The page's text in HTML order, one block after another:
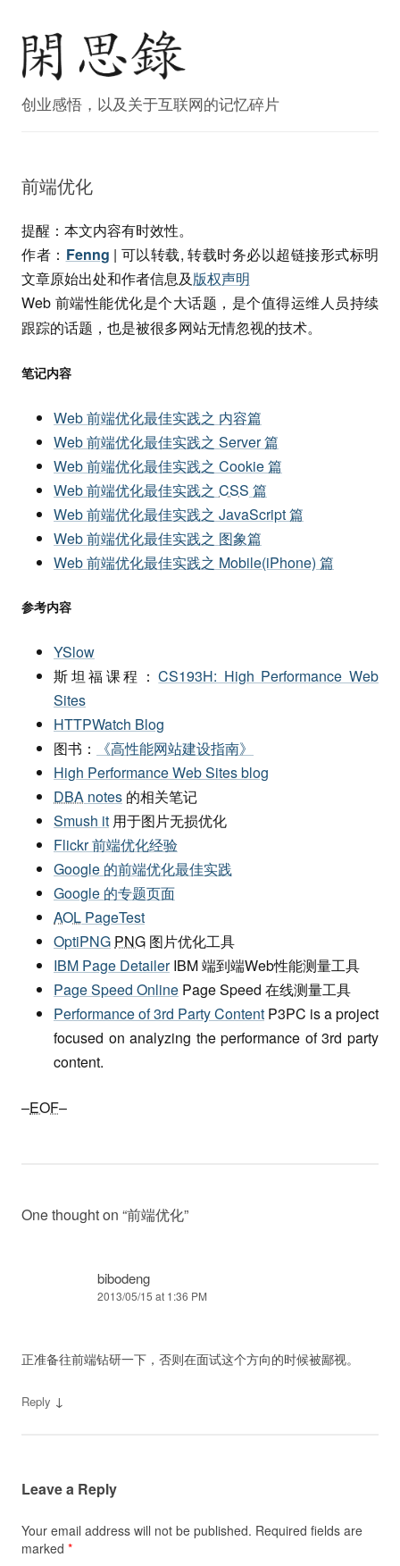
创业感悟，以及关于互联网的记忆碎片
前端优化
提醒：本文内容有时效性。
作者： Fenng | 可以转载, 转载时务必以超链接形式标明
文章原始出处和作者信息及版权声明
Web 前端性能优化是个大话题，是个值得运维人员持续
跟踪的话题，也是被很多网站无情忽视的技术。
笔记内容
Web 前端优化最佳实践之 内容篇
Web 前端优化最佳实践之 Server 篇
Web 前端优化最佳实践之 Cookie 篇
Web 前端优化最佳实践之 CSS 篇
Web 前端优化最佳实践之 JavaScript 篇
Web 前端优化最佳实践之 图象篇
Web 前端优化最佳实践之 Mobile(iPhone) 篇
参考内容
YSlow
斯坦福课程：CS193H: High Performance Web
Sites
HTTPWatch Blog
图书：
《高性能网站建设指南》
High Performance Web Sites blog
DBA notes 的相关笔记
Smush it 用于图片无损优化
Flickr 前端优化经验
Google 的前端优化最佳实践
Google 的专题页面
AOL PageTest
OptiPNG PNG 图片优化工具
IBM Page DetailerIBM 端到端Web性能测量工具
Page Speed Online Page Speed 在线测量工具
Performance of 3rd Party Content P3PC is a project
focused on analyzing the performance of 3rd party
content.
–EOF–
One thought on “前端优化”
bibodeng
2013/05/15 at 1:36 PM
正准备往前端钻研一下，否则在面试这个方向的时候被鄙视。
Reply ↓
Leave a Reply
Your email address will not be published. Required fields are
marked *